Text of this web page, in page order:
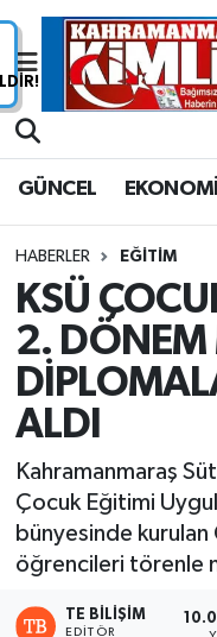
GÜNCEL EKONOMİ
HABERLER EĞİTİM
KSÜ
2. DÖNEM
ALDI
Kahramanmaraş
Çocuk Eğitimi
bünyesinde
öğrencileri törenle
TE BILIŞIM
EDITÖR
Nöbetçi
Trafik Durumu
Süper Lig Puan
Tüm Manşetler
Son Dakika
Haber Arşivi